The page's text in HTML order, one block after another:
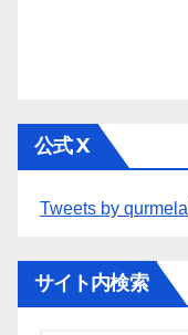
公式 X
Tweets by qurmela
サイト内検索